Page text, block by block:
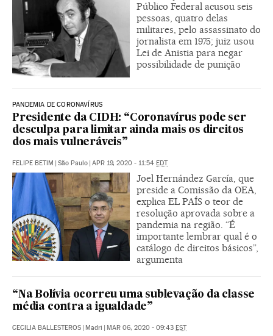
Público Federal acusou seis
pessoas, quatro delas
militares, pelo assassinato do
jornalista em 1975; juiz usou
Lei de Anistia para negar
possibilidade de punição
PANDEMIA DE CORONAVÍRUS
Presidente da CIDH: “Coronavírus pode ser
desculpa para limitar ainda mais os direitos
dos mais vulneráveis”
FELIPE BETIM | São Paulo | APR 19, 2020 - 11:54 EDT
Joel Hernández García, que
preside a Comissão da OEA,
explica EL PAÍS o teor de
resolução aprovada sobre a
pandemia na região. “É
importante lembrar qual é o
catálogo de direitos básicos”,
argumenta
“Na Bolívia ocorreu uma sublevação da classe
média contra a igualdade”
CECILIA BALLESTEROS | Madri | MAR 06, 2020 - 09:43 EST